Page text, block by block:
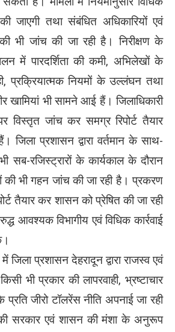
की जाएगी तथा संबंधित अधिकारियों एवं
की भी जांच की जा रही है। निरीक्षण के
में पारदर्शिता की कमी, अभिलेखों के
प्रक्रियात्मक नियमों के उल्लंघन तथा
खामियां भी सामने आई हैं। जिलाधिकारी
विस्तृत जांच कर समग्र रिपोर्ट तैयार
जिला प्रशासन द्वारा वर्तमान के साथ-
सब-रजिस्ट्रारों के कार्यकाल के दौरान
की भी गहन जांच की जा रही है। प्रकरण
तैयार कर शासन को प्रेषित की जा रही
आवश्यक विभागीय एवं विधिक कार्रवाई
जिला प्रशासन देहरादून द्वारा राजस्व एवं
भी प्रकार की लापरवाही, भ्रष्टाचार
जीरो टॉलरेंस नीति अपनाई जा रही
सरकार एवं शासन की मंशा के अनुरूप